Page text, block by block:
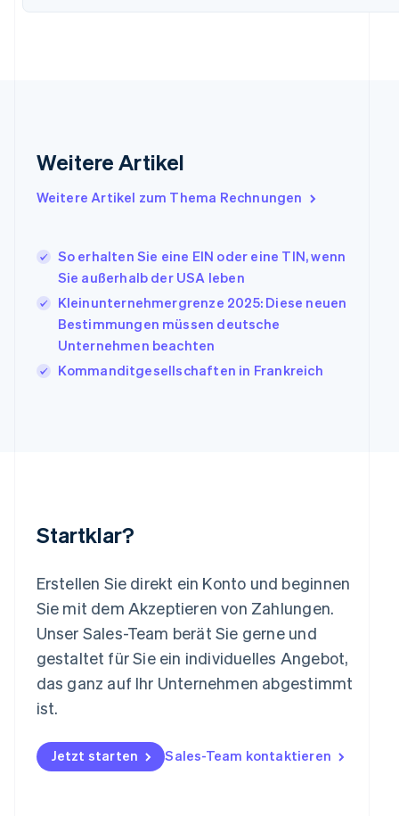
Weitere Artikel
Weitere Artikel zum Thema Rechnungen
So erhalten Sie eine EIN oder eine TIN, wenn
Sie außerhalb der USA leben
Kleinunternehmergrenze 2025: Diese neuen
Bestimmungen müssen deutsche
Unternehmen beachten
Kommanditgesellschaften in Frankreich
Startklar?
Erstellen Sie direkt ein Konto und beginnen
Sie mit dem Akzeptieren von Zahlungen.
Unser Sales-Team berät Sie gerne und
gestaltet für Sie ein individuelles Angebot,
das ganz auf Ihr Unternehmen abgestimmt
ist.
Jetzt starten Sales-Team kontaktieren
Frankreich
Irland
Italien
日本語English
Kanada
EnglishFrançais
Kroatien
EnglishItaliano
Lettland
Liechtenstein
English
Español English
Neuseeland
English
Niederlande
Norwegen
English
Polen
English
Portugal